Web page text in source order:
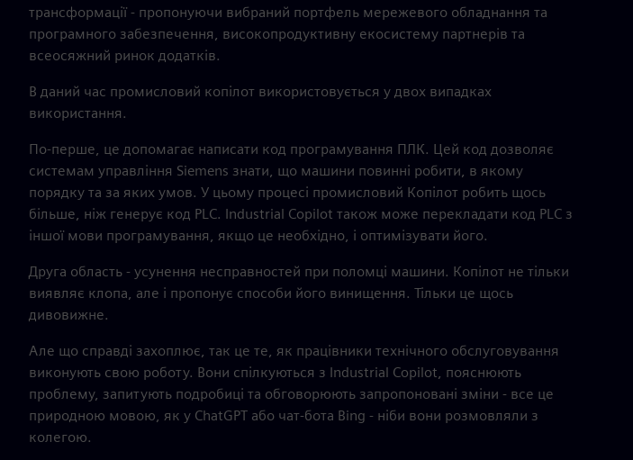
трансформації - пропонуючи вибраний портфель мережевого обладнання та
програмного забезпечення, високопродуктивну екосистему партнерів та
всеосяжний ринок додатків.
В даний час промисловий копілот використовується у двох випадках
використання.
По-перше, це допомагає написати код програмування ПЛК. Цей код дозволяє
системам управління Siemens знати, що машини повинні робити, в якому
порядку та за яких умов. У цьому процесі промисловий Копілот робить щось
більше, ніж генерує код PLC. Industrial Copilot також може перекладати код PLC з
іншої мови програмування, якщо це необхідно, і оптимізувати його.
Друга область - усунення несправностей при поломці машини. Копілот не тільки
виявляє клопа, але і пропонує способи його винищення. Тільки це щось
дивовижне.
Але що справді захоплює, так це те, як працівники технічного обслуговування
виконують свою роботу. Вони спілкуються з Industrial Copilot, пояснюють
проблему, запитують подробиці та обговорюють запропоновані зміни - все це
природною мовою, як у ChatGPT або чат-бота Bing - ніби вони розмовляли з
колегою.